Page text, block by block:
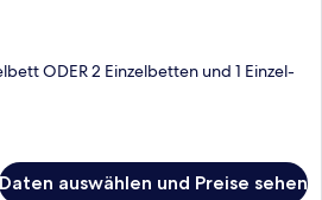
ODER 2 Einzelbetten und 1 Einzel-
Daten auswählen und Preise sehen